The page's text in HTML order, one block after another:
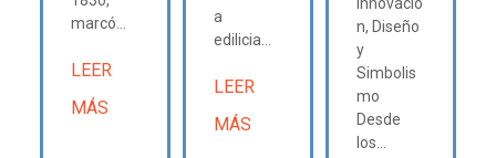
marcó...
LEER
MÁS
a
edilicia...
LEER
MÁS
n, Diseño
y
Simbolis
mo
Desde
los...